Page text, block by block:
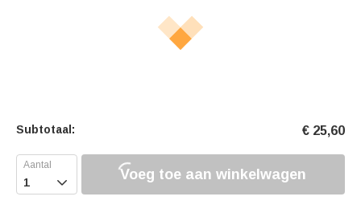
Subtotaal: € 25,60
 Voeg toe aan winkelwagen